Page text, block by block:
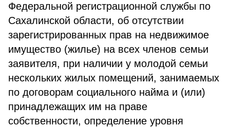
Федеральной регистрационной службы по
Сахалинской области, об отсутствии
зарегистрированных прав на недвижимое
имущество (жилье) на всех членов семьи
заявителя, при наличии у молодой семьи
нескольких жилых помещений, занимаемых
по договорам социального найма и (или)
принадлежащих им на праве
собственности, определение уровня